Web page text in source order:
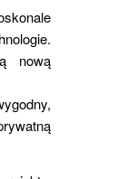
nową